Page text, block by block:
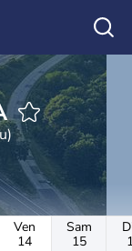
Ven
14
Sam
15